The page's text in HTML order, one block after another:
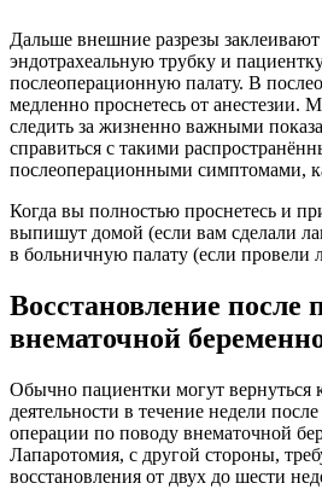
Дальше внешние разрезы
эндотрахеальную трубку и
послеоперационную палату. В
медленно проснетесь от анестезии.
следить за жизненно важными
справиться с такими
послеоперационными симптомами,
Когда вы полностью проснетесь и
выпишут домой (если вам сделали
в больничную палату (если провели
Восстановление после
внематочной
Обычно пациентки могут вернуться
деятельности в течение недели
операции по поводу внематочной
Лапаротомия, с другой стороны,
восстановления от двух до шести